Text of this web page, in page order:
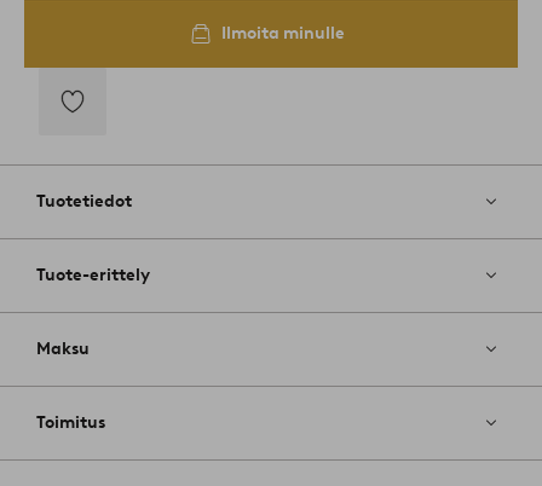
Ilmoita minulle
suosikkeihin
Tuotetiedot
Tuote-erittely
Maksu
Toimitus